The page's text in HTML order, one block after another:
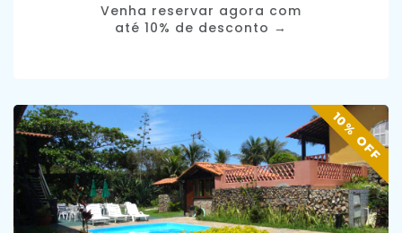
Venha reservar agora com
até 10% de desconto →
10% OFF